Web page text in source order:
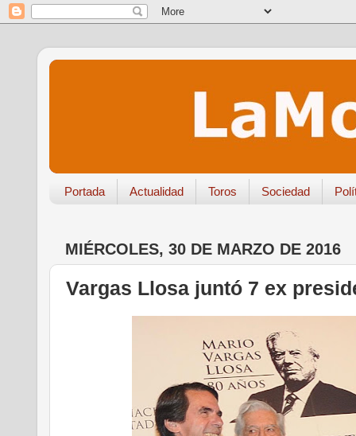
Portada Actualidad Toros Sociedad
MIÉRCOLES, 30 DE MARZO DE 2016
Vargas Llosa juntó 7 ex